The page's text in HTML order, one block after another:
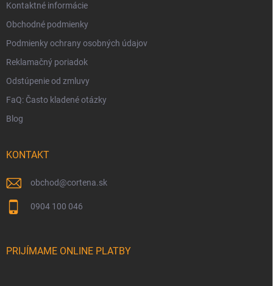
Kontaktné informácie
Obchodné podmienky
Podmienky ochrany osobných údajov
Reklamačný poriadok
Odstúpenie od zmluvy
FaQ: Často kladené otázky
Blog
KONTAKT
obchod@cortena.sk
0904 100 046
PRIJÍMAME ONLINE PLATBY